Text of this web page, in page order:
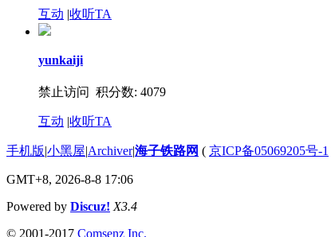
互动 |收听TA
yunkaiji
禁止访问 积分数: 4079
互动 |收听TA
手机版|小黑屋|Archiver|海子铁路网 ( 京ICP备05069205号-1
GMT+8, 2026-8-8 17:06
Powered by Discuz! X3.4
© 2001-2017 Comsenz Inc.